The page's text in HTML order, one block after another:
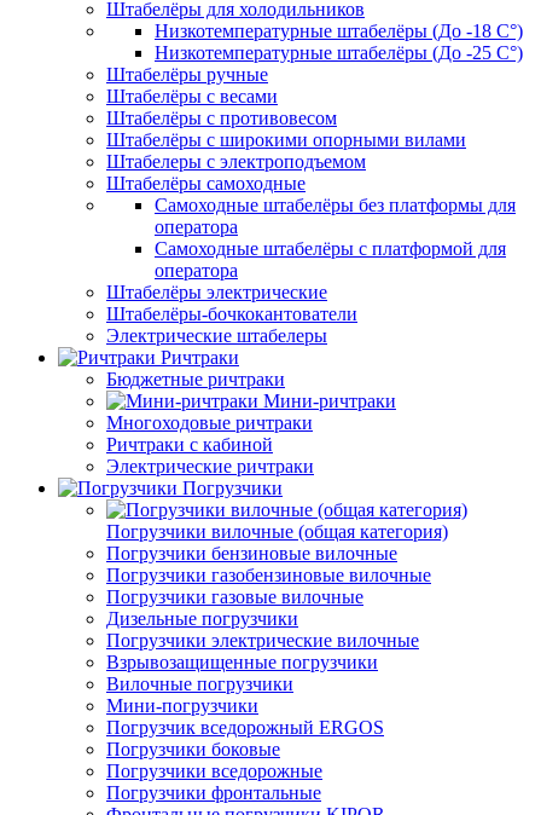
Штабелёры для холодильников
Низкотемпературные штабелёры (До -18 C°)
Низкотемпературные штабелёры (До -25 C°)
Штабелёры ручные
Штабелёры с весами
Штабелёры с противовесом
Штабелёры с широкими опорными вилами
Штабелеры с электроподъемом
Штабелёры самоходные
Самоходные штабелёры без платформы для
оператора
Самоходные штабелёры с платформой для
оператора
Штабелёры электрические
Штабелёры-бочкокантователи
Электрические штабелеры
Ричтраки
Бюджетные ричтраки
Мини-ричтраки
Многоходовые ричтраки
Ричтраки с кабиной
Электрические ричтраки
Погрузчики
Погрузчики вилочные (общая категория)
Погрузчики бензиновые вилочные
Погрузчики газобензиновые вилочные
Погрузчики газовые вилочные
Дизельные погрузчики
Погрузчики электрические вилочные
Взрывозащищенные погрузчики
Вилочные погрузчики
Мини-погрузчики
Погрузчик вседорожный ERGOS
Погрузчики боковые
Погрузчики вседорожные
Погрузчики фронтальные